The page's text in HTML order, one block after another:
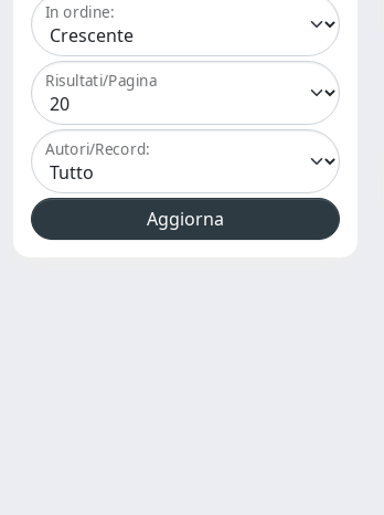
In ordine:
Risultati/Pagina
Autori/Record: